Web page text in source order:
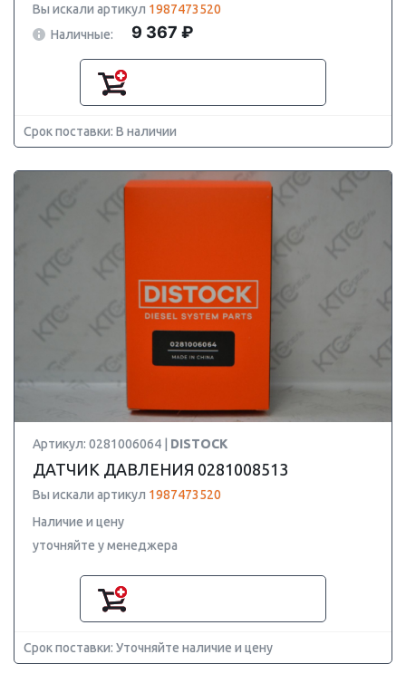
Вы искали артикул 1987473520
Наличные:
9 367 ₽
Срок поставки: В наличии
Артикул: 0281006064 | DISTOCK
ДАТЧИК ДАВЛЕНИЯ 0281008513
Вы искали артикул 1987473520
Наличие и цену
уточняйте у менеджера
Срок поставки: Уточняйте наличие и цену